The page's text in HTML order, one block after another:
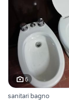
6
sanitari bagno